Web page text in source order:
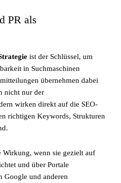
PR als
ist der Schlüssel, um
in Suchmaschinen
übernehmen dabei
nicht nur der
wirken direkt auf die SEO-
richtigen Keywords, Strukturen
Wirkung, wenn sie gezielt auf
und über Portale
Google und anderen